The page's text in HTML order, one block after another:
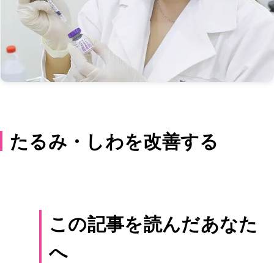
たるみ・しわを改善する
この記事を読んだあなた
へ